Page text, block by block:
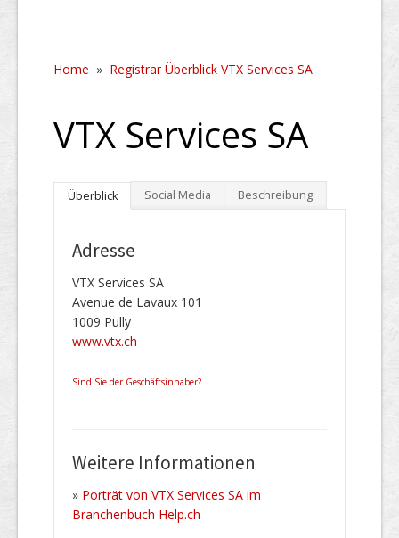
Home » Registrar Überblick VTX Services SA
VTX Services SA
Überblick Social Media Beschreibung
Adresse
VTX Services SA
Avenue de Lavaux 101
1009 Pully
www.vtx.ch
Sind Sie der Geschäftsinhaber?
Weitere Informationen
» Porträt von VTX Services SA im
Branchenbuch Help.ch